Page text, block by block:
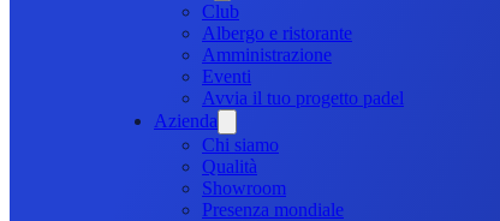
Club
Albergo e ristorante
Amministrazione
Eventi
Avvia il tuo progetto padel
Azienda
Chi siamo
Qualità
Showroom
Presenza mondiale